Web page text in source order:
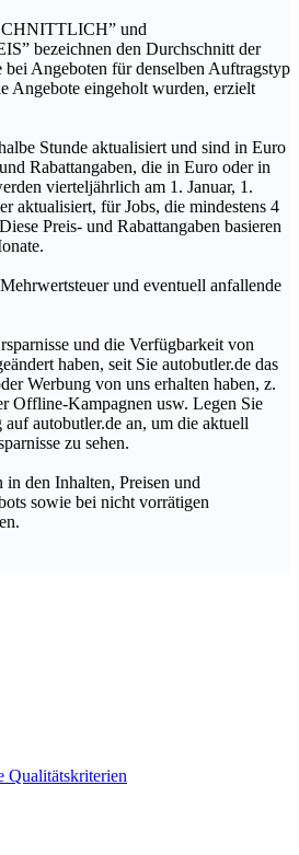
und
bezeichnen den Durchschnitt der
bei Angeboten für denselben Auftragstyp
Angebote eingeholt wurden, erzielt
Stunde aktualisiert und sind in Euro
Rabattangaben, die in Euro oder in
vierteljährlich am 1. Januar, 1.
aktualisiert, für Jobs, die mindestens 4
Preis- und Rabattangaben basieren
und eventuell anfallende
und die Verfügbarkeit von
haben, seit Sie autobutler.de das
Werbung von uns erhalten haben, z.
Offline-Kampagnen usw. Legen Sie
autobutler.de an, um die aktuell
zu sehen.
den Inhalten, Preisen und
sowie bei nicht vorrätigen
Qualitätskriterien